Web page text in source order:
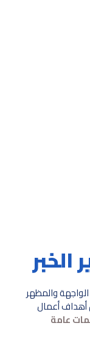
الخبر
والمظهر
أهداف أعمال
عامة